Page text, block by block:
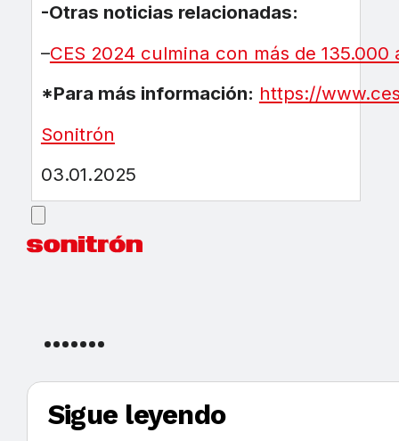
-Otras noticias relacionadas:
–CES 2024 culmina con más de
*Para más información: https://
Sonitrón
03.01.2025
Sigue leyendo